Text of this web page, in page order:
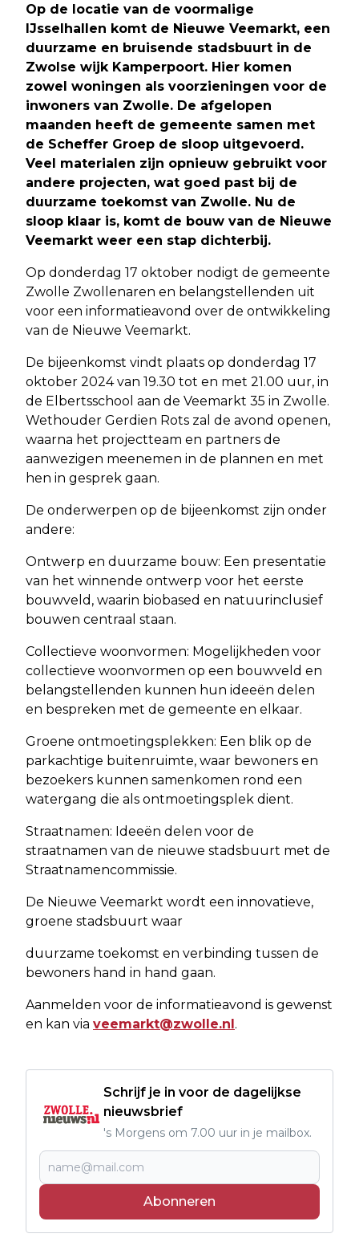
Op de locatie van de voormalige
IJsselhallen komt de Nieuwe Veemarkt, een
duurzame en bruisende stadsbuurt in de
Zwolse wijk Kamperpoort. Hier komen
zowel woningen als voorzieningen voor de
inwoners van Zwolle. De afgelopen
maanden heeft de gemeente samen met
de Scheffer Groep de sloop uitgevoerd.
Veel materialen zijn opnieuw gebruikt voor
andere projecten, wat goed past bij de
duurzame toekomst van Zwolle. Nu de
sloop klaar is, komt de bouw van de Nieuwe
Veemarkt weer een stap dichterbij.
Op donderdag 17 oktober nodigt de gemeente
Zwolle Zwollenaren en belangstellenden uit
voor een informatieavond over de ontwikkeling
van de Nieuwe Veemarkt.
De bijeenkomst vindt plaats op donderdag 17
oktober 2024 van 19.30 tot en met 21.00 uur, in
de Elbertsschool aan de Veemarkt 35 in Zwolle.
Wethouder Gerdien Rots zal de avond openen,
waarna het projectteam en partners de
aanwezigen meenemen in de plannen en met
hen in gesprek gaan.
De onderwerpen op de bijeenkomst zijn onder
andere:
Ontwerp en duurzame bouw: Een presentatie
van het winnende ontwerp voor het eerste
bouwveld, waarin biobased en natuurinclusief
bouwen centraal staan.
Collectieve woonvormen: Mogelijkheden voor
collectieve woonvormen op een bouwveld en
belangstellenden kunnen hun ideeën delen
en bespreken met de gemeente en elkaar.
Groene ontmoetingsplekken: Een blik op de
parkachtige buitenruimte, waar bewoners en
bezoekers kunnen samenkomen rond een
watergang die als ontmoetingsplek dient.
Straatnamen: Ideeën delen voor de
straatnamen van de nieuwe stadsbuurt met de
Straatnamencommissie.
De Nieuwe Veemarkt wordt een innovatieve,
groene stadsbuurt waar
duurzame toekomst en verbinding tussen de
bewoners hand in hand gaan.
Aanmelden voor de informatieavond is gewenst
en kan via veemarkt@zwolle.nl.
Schrijf je in voor de dagelijkse
nieuwsbrief
's Morgens om 7.00 uur in je mailbox.
Abonneren